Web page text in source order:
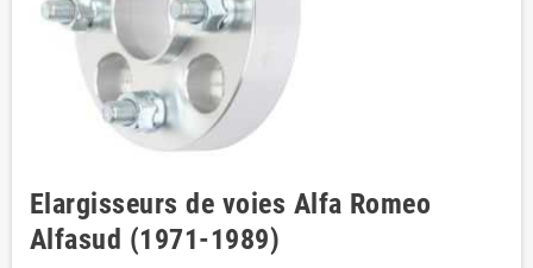
Elargisseurs de voies Alfa Romeo
Alfasud (1971-1989)